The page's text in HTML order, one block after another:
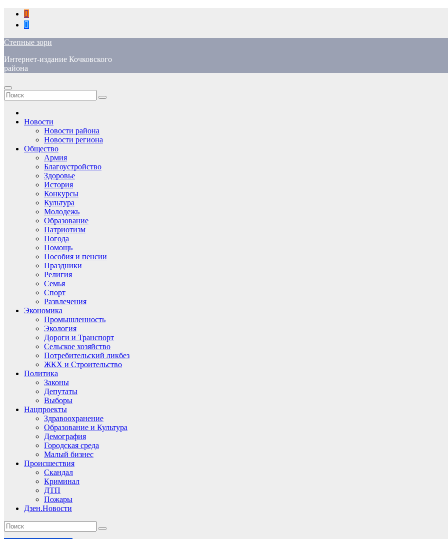
Перейти
содержимому
Степные зори
Интернет-издание Кочковского
района
Новости
Новости района
Новости региона
Общество
Армия
Благоустройство
Здоровье
История
Конкурсы
Культура
Молодежь
Образование
Патриотизм
Погода
Помощь
Пособия и пенсии
Праздники
Религия
Семья
Спорт
Развлечения
Экономика
Промышленность
Экология
Дороги и Транспорт
Сельское хозяйство
Потребительский ликбез
ЖКХ и Строительство
Политика
Законы
Депутаты
Выборы
Нацпроекты
Здравоохранение
Образование и Культура
Демография
Городская среда
Малый бизнес
Происшествия
Скандал
Криминал
ДТП
Пожары
Дзен.Новости